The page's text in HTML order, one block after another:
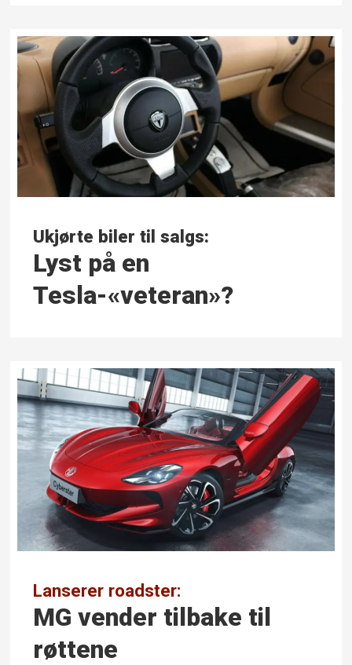
Ukjørte biler til salgs:
Lyst på en
Tesla-«veteran»?
Lanserer roadster:
MG vender tilbake til
røttene